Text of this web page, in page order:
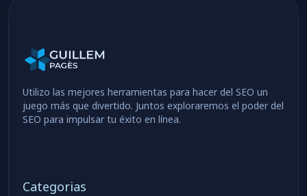
Utilizo las mejores herramientas para hacer del SEO un
juego más que divertido. Juntos exploraremos el poder del
SEO para impulsar tu éxito en línea.
Categorias